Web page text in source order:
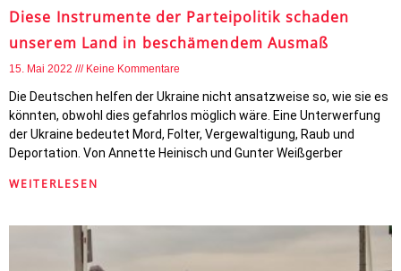
Diese Instrumente der Parteipolitik schaden
unserem Land in beschämendem Ausmaß
15. Mai 2022 Keine Kommentare
Die Deutschen helfen der Ukraine nicht ansatzweise so, wie sie es
könnten, obwohl dies gefahrlos möglich wäre. Eine Unterwerfung
der Ukraine bedeutet Mord, Folter, Vergewaltigung, Raub und
Deportation. Von Annette Heinisch und Gunter Weißgerber
WEITERLESEN